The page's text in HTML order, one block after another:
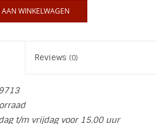
WINKELWAGEN
Reviews (0)
t/m vrijdag voor 15.00 uur